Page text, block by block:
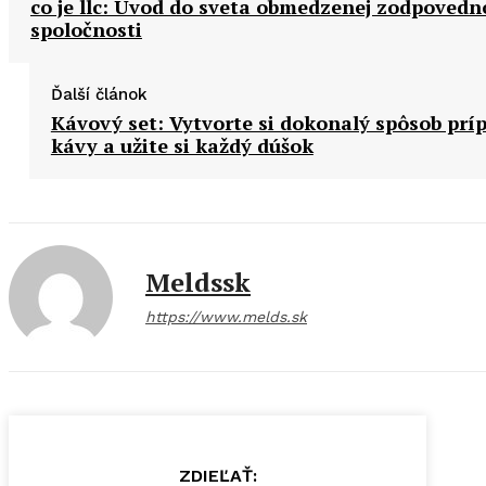
co je llc: Úvod do sveta obmedzenej
spoločnosti
Ďalší článok
Kávový set: Vytvorte si dokonalý spôsob
kávy a užite si každý dúšok
Meldssk
https://www.melds.sk
ZDIEĽAŤ: